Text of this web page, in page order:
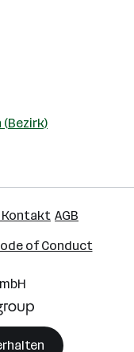
(Bezirk)
Kontakt AGB
of Conduct